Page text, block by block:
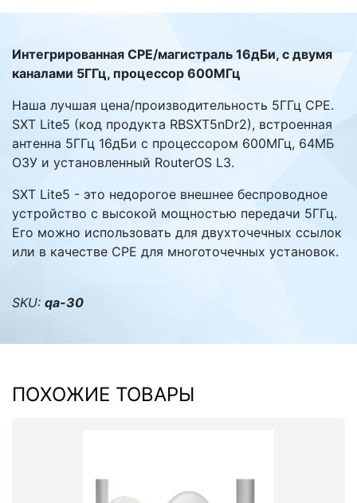
Интегрированная CPE/магистраль 16дБи, с двумя
каналами 5ГГц, процессор 600МГц
Наша лучшая цена/производительность 5ГГц CPE.
SXT Lite5 (код продукта RBSXT5nDr2), встроенная
антенна 5ГГц 16дБи с процессором 600МГц, 64МБ
ОЗУ и установленный RouterOS L3.
SXT Lite5 - это недорогое внешнее беспроводное
устройство с высокой мощностью передачи 5ГГц.
Его можно использовать для двухточечных ссылок
или в качестве CPE для многоточечных установок.
SKU: qa-30
ПОХОЖИЕ ТОВАРЫ